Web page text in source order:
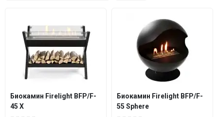
Биокамин Firelight BFP/F-
45 X
Биокамин Firelight BFP/F-
55 Sphere